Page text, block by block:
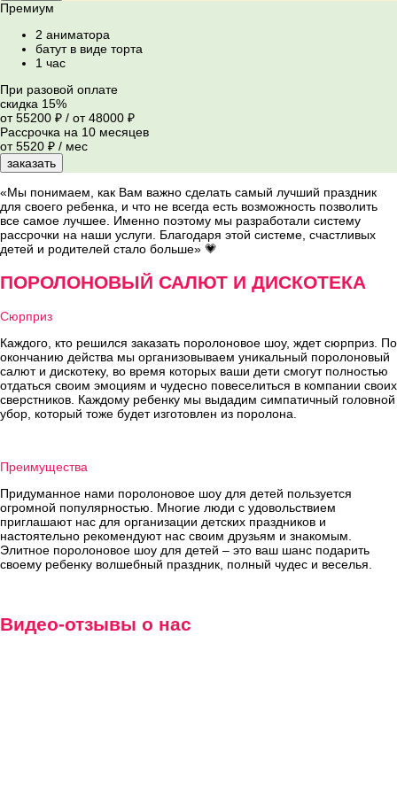
Премиум
2 аниматора
батут в виде торта
1 час
При разовой оплате
скидка 15%
от 55200 ₽ / от 48000 ₽
Рассрочка на 10 месяцев
от 5520 ₽ / мес
заказать
«Мы понимаем, как Вам важно сделать самый лучший праздник
для своего ребенка, и что не всегда есть возможность позволить
все самое лучшее. Именно поэтому мы разработали систему
рассрочки на наши услуги. Благодаря этой системе, счастливых
детей и родителей стало больше» 💗
ПОРОЛОНОВЫЙ САЛЮТ И ДИСКОТЕКА
Сюрприз
Каждого, кто решился заказать поролоновое шоу, ждет сюрприз. По
окончанию действа мы организовываем уникальный поролоновый
салют и дискотеку, во время которых ваши дети смогут полностью
отдаться своим эмоциям и чудесно повеселиться в компании своих
сверстников. Каждому ребенку мы выдадим симпатичный головной
убор, который тоже будет изготовлен из поролона.
Преимущества
Придуманное нами поролоновое шоу для детей пользуется
огромной популярностью. Многие люди с удовольствием
приглашают нас для организации детских праздников и
настоятельно рекомендуют нас своим друзьям и знакомым.
Элитное поролоновое шоу для детей – это ваш шанс подарить
своему ребенку волшебный праздник, полный чудес и веселья.
Видео-отзывы о нас